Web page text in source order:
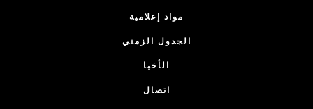
مواد إعلامية
الجدول الزمني
الأخبا
اتصال